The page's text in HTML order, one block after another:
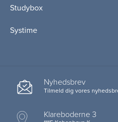
Studybox
Systime
Nyhedsbrev
Tilmeld dig vores
Klareboderne 3